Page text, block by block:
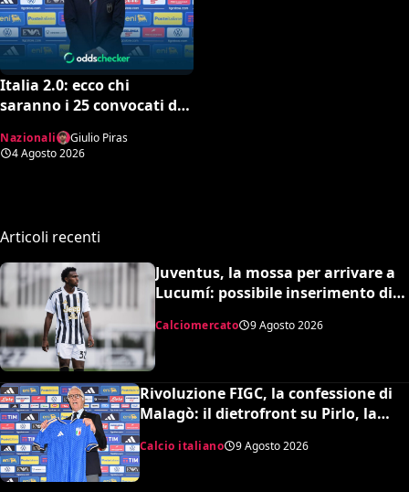
Italia 2.0: ecco chi
saranno i 25 convocati di
conferme e sorprese
Nazionali
Giulio Piras
4 Agosto 2026
Articoli recenti
Juventus, la mossa per arrivare a
Lucumí: possibile inserimento di
Calciomercato 9 Agosto 2026
Rivoluzione FIGC, la confessione di
Malagò: il dietrofront su Pirlo, la
scelta Mancini e il nuovo volto
dell’Italia
Calcio italiano 9 Agosto 2026